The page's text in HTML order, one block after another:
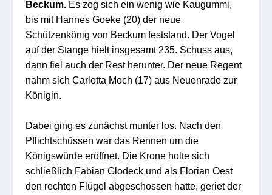
Beckum. Es zog sich ein wenig wie Kaugummi,
bis mit Hannes Goeke (20) der neue
Schützenkönig von Beckum feststand. Der Vogel
auf der Stange hielt insgesamt 235. Schuss aus,
dann fiel auch der Rest herunter. Der neue Regent
nahm sich Carlotta Moch (17) aus Neuenrade zur
Königin.
Dabei ging es zunächst munter los. Nach den
Pflichtschüssen war das Rennen um die
Königswürde eröffnet. Die Krone holte sich
schließlich Fabian Glodeck und als Florian Oest
den rechten Flügel abgeschossen hatte, geriet der